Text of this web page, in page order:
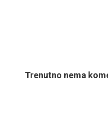
Trenutno nema